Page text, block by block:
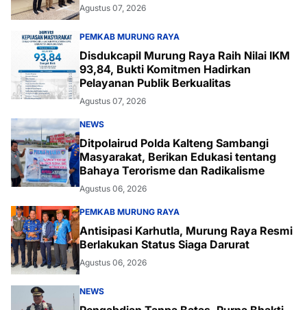
Agustus 07, 2026
PEMKAB MURUNG RAYA
Disdukcapil Murung Raya Raih Nilai IKM
93,84, Bukti Komitmen Hadirkan
Pelayanan Publik Berkualitas
Agustus 07, 2026
NEWS
Ditpolairud Polda Kalteng Sambangi
Masyarakat, Berikan Edukasi tentang
Bahaya Terorisme dan Radikalisme
Agustus 06, 2026
PEMKAB MURUNG RAYA
Antisipasi Karhutla, Murung Raya Resmi
Berlakukan Status Siaga Darurat
Agustus 06, 2026
NEWS